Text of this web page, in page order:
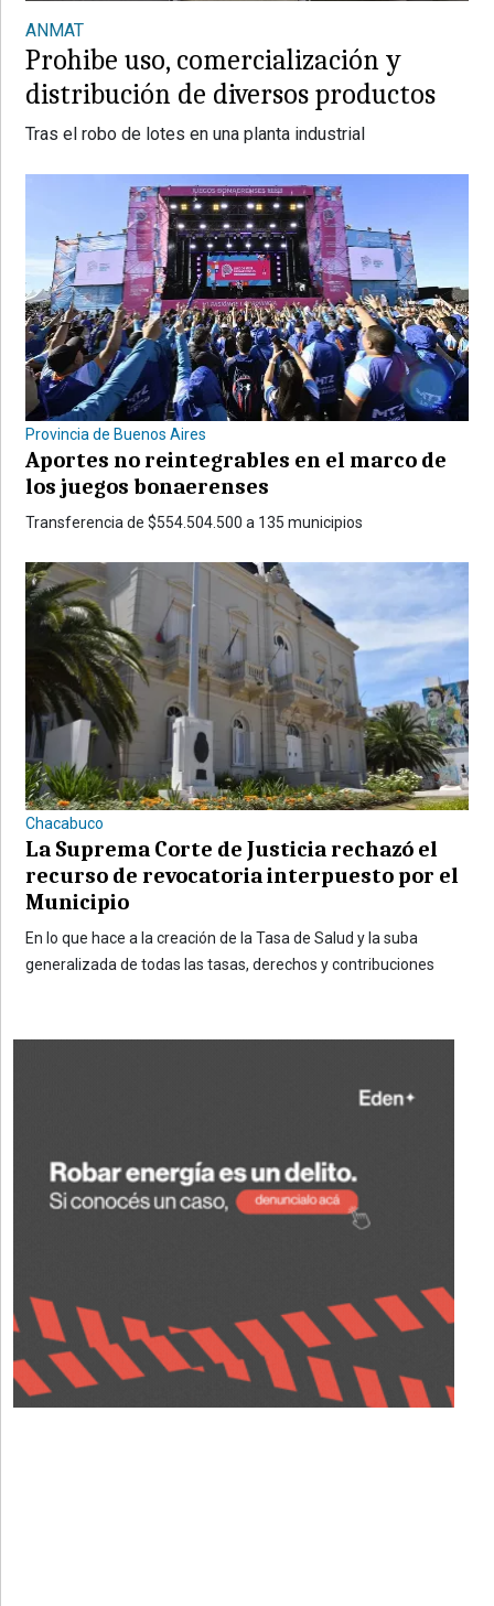
ANMAT
Prohibe uso, comercialización y
distribución de diversos productos
Tras el robo de lotes en una planta industrial
Provincia de Buenos Aires
Aportes no reintegrables en el marco de
los juegos bonaerenses
Transferencia de $554.504.500 a 135 municipios
Chacabuco
La Suprema Corte de Justicia rechazó el
recurso de revocatoria interpuesto por el
Municipio
En lo que hace a la creación de la Tasa de Salud y la suba
generalizada de todas las tasas, derechos y contribuciones